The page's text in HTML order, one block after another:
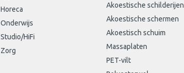
Horeca
Onderwijs
Studio/HiFi
Zorg
Akoestische schilderijen
Akoestische schermen
Akoestisch schuim
Massaplaten
PET-vilt